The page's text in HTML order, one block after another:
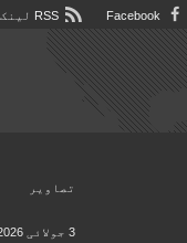
تصاوير
3 جولائی 2026 - 09:08